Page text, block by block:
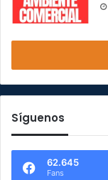
Síguenos
62.645
Fans